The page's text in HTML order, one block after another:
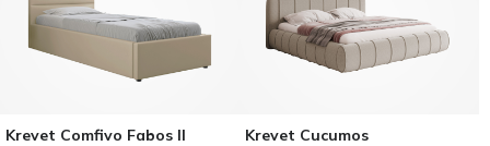
Krevet Comfivo Fabos II Krevet Cucumos